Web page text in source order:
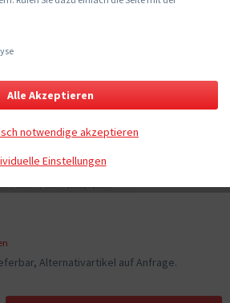
Alternativartikel auf Anfrage.
Einstellungen
notwendige akzeptieren
Alle Akzeptieren